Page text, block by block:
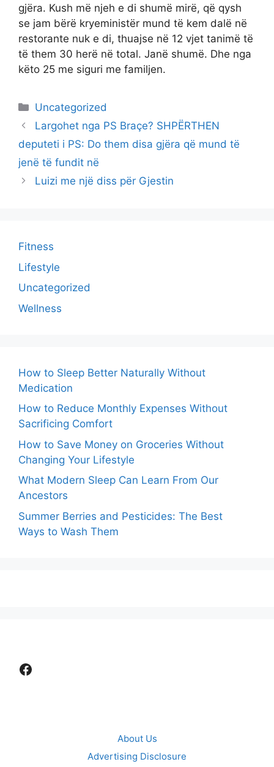
gjëra. Kush më njeh e di shumë mirë, që qysh
se jam bërë kryeministër mund të kem dalë në
restorante nuk e di, thuajse në 12 vjet tanimë të
të them 30 herë në total. Janë shumë. Dhe nga
këto 25 me siguri me familjen.
Categories
Uncategorized
Largohet nga PS Braçe? SHPËRTHEN
deputeti i PS: Do them disa gjëra që mund të
jenë të fundit në
Luizi me një diss për Gjestin
Fitness
Lifestyle
Uncategorized
Wellness
How to Sleep Better Naturally Without
Medication
How to Reduce Monthly Expenses Without
Sacrificing Comfort
How to Save Money on Groceries Without
Changing Your Lifestyle
What Modern Sleep Can Learn From Our
Ancestors
Summer Berries and Pesticides: The Best
Ways to Wash Them
Facebook
About Us
Advertising Disclosure